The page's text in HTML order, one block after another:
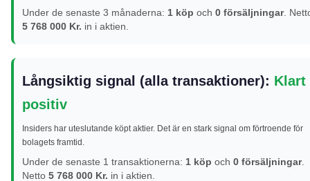
Under de senaste 3 månaderna: 1 köp och 0 försäljningar.
5 768 000 Kr. in i aktien.
Långsiktig signal (alla transaktioner): Klart
positiv
Insiders har uteslutande köpt aktier. Det är en stark signal om förtroende för
bolagets framtid.
Under de senaste 1 transaktionerna: 1 köp och 0 försäljningar.
Netto 5 768 000 Kr. in i aktien.